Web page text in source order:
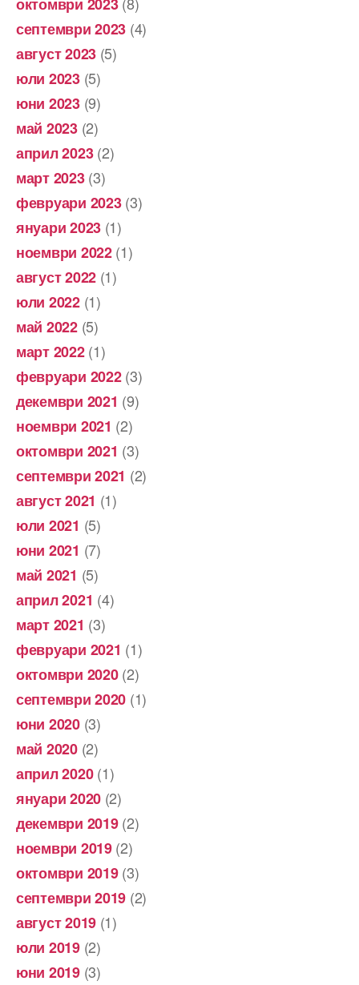
септември 2023 (4)
август 2023 (5)
юли 2023(5)
юни 2023(9)
май 2023(2)
април 2023(2)
март 2023(3)
февруари 2023(3)
януари 2023 (1)
ноември 2022(1)
август 2022 (1)
юли 2022(1)
май 2022(5)
март 2022(1)
февруари 2022(3)
декември 2021 (9)
ноември 2021 (2)
октомври 2021 (3)
септември 2021 (2)
август 2021 (1)
юли 2021 (5)
юни 2021 (7)
май 2021 (5)
април 2021 (4)
март 2021 (3)
февруари 2021 (1)
октомври 2020(2)
септември 2020 (1)
юни 2020(3)
май 2020(2)
април 2020(1)
януари 2020 (2)
декември 2019(2)
ноември 2019(2)
октомври 2019(3)
септември 2019 (2)
август 2019 (1)
юли 2019(2)
юни 2019(3)